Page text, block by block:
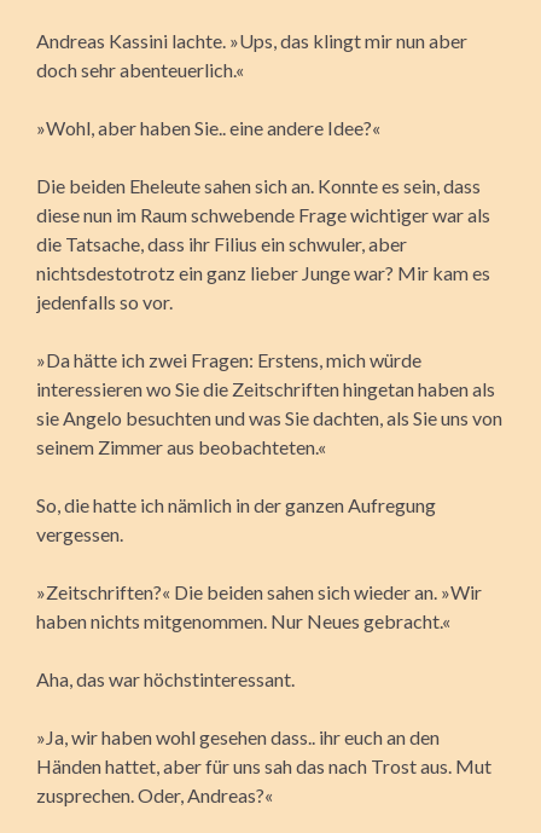
Andreas Kassini lachte. »Ups, das klingt mir nun aber
doch sehr abenteuerlich.«
»Wohl, aber haben Sie.. eine andere Idee?«
Die beiden Eheleute sahen sich an. Konnte es sein, dass
diese nun im Raum schwebende Frage wichtiger war als
die Tatsache, dass ihr Filius ein schwuler, aber
nichtsdestotrotz ein ganz lieber Junge war? Mir kam es
jedenfalls so vor.
»Da hätte ich zwei Fragen: Erstens, mich würde
interessieren wo Sie die Zeitschriften hingetan haben als
sie Angelo besuchten und was Sie dachten, als Sie uns von
seinem Zimmer aus beobachteten.«
So, die hatte ich nämlich in der ganzen Aufregung
vergessen.
»Zeitschriften?« Die beiden sahen sich wieder an. »Wir
haben nichts mitgenommen. Nur Neues gebracht.«
Aha, das war höchstinteressant.
»Ja, wir haben wohl gesehen dass.. ihr euch an den
Händen hattet, aber für uns sah das nach Trost aus. Mut
zusprechen. Oder, Andreas?«